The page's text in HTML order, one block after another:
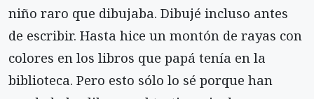
niño raro que dibujaba. Dibujé incluso antes
de escribir. Hasta hice un montón de rayas con
colores en los libros que papá tenía en la
biblioteca. Pero esto sólo lo sé porque han